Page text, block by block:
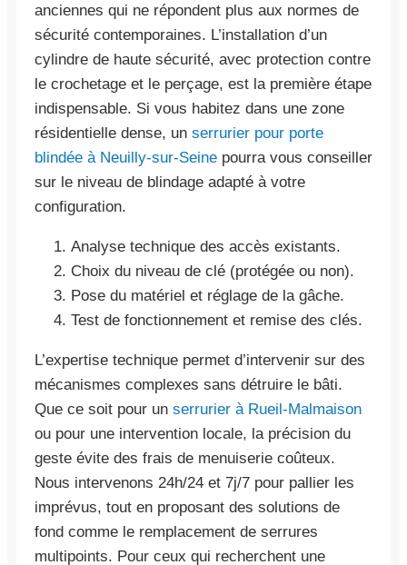
anciennes qui ne répondent plus aux normes de
sécurité contemporaines. L’installation d’un
cylindre de haute sécurité, avec protection contre
le crochetage et le perçage, est la première étape
indispensable. Si vous habitez dans une zone
résidentielle dense, un serrurier pour porte
blindée à Neuilly-sur-Seine pourra vous conseiller
sur le niveau de blindage adapté à votre
configuration.
Analyse technique des accès existants.
Choix du niveau de clé (protégée ou non).
Pose du matériel et réglage de la gâche.
Test de fonctionnement et remise des clés.
L’expertise technique permet d’intervenir sur des
mécanismes complexes sans détruire le bâti.
Que ce soit pour un serrurier à Rueil-Malmaison
ou pour une intervention locale, la précision du
geste évite des frais de menuiserie coûteux.
Nous intervenons 24h/24 et 7j/7 pour pallier les
imprévus, tout en proposant des solutions de
fond comme le remplacement de serrures
multipoints. Pour ceux qui recherchent une